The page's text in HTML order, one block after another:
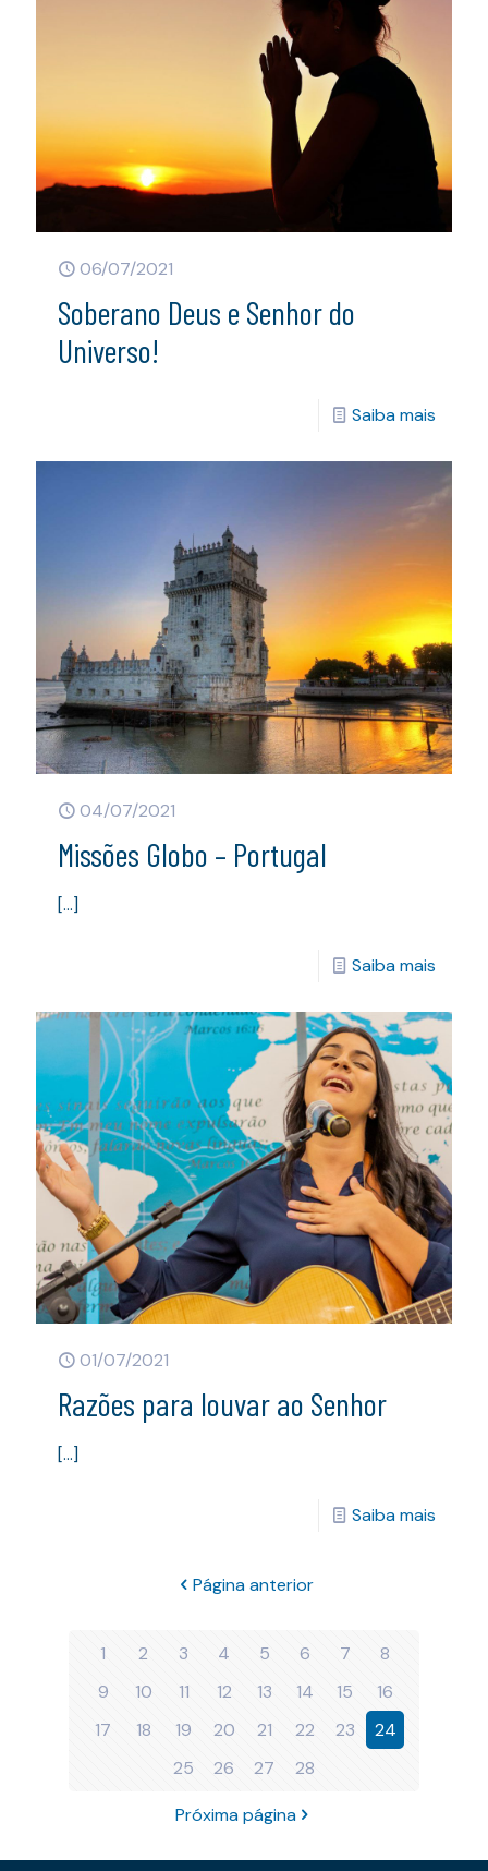
06/07/2021
Soberano Deus e Senhor do
Universo!
Saiba mais
04/07/2021
Missões Globo – Portugal
[…]
Saiba mais
01/07/2021
Razões para louvar ao Senhor
[…]
Saiba mais
Página anterior
1 2 3 4 5 6 7
8
9
10 11 12 13 14 15
16
17
18 19 20 21 22 23
24
25
26 27 28
Próxima página